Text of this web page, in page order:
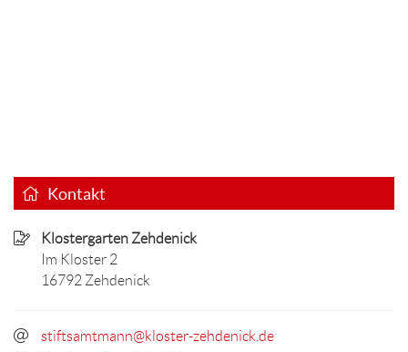
Kontakt
Klostergarten Zehdenick
Im Kloster 2
16792 Zehdenick
stiftsamtmann@kloster-zehdenick.de